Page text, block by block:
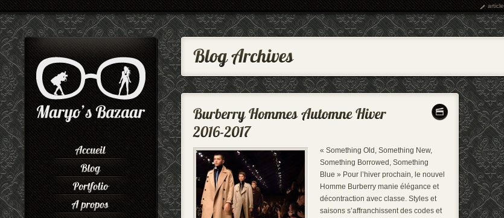
article
« Something Old, Something New,
Something Borrowed, Something
Blue » Pour l’hiver prochain, le nouvel
Homme Burberry manie élégance et
décontraction avec classe. Styles et
saisons s’affranchissent des codes et